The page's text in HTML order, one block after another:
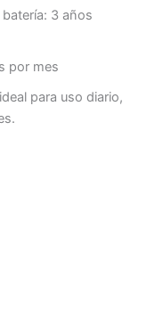
3 años
por mes
para uso diario,